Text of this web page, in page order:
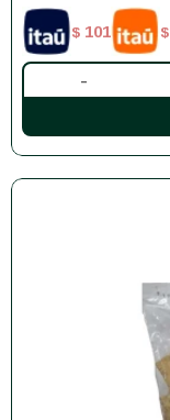
$ 101 $
-